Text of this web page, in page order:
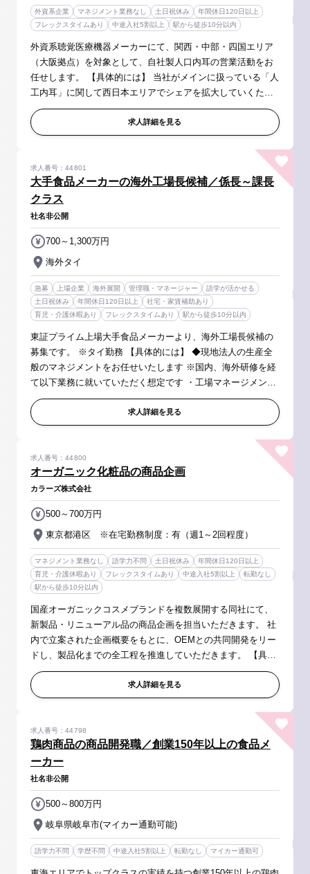
外資系企業 マネジメント業務なし 土日祝休み
年間休日120日以上
フレックスタイムあり
中途入社5割以上 駅から徒歩10分以内
外資系聴覚医療機器メーカーにて、関西・中部・四国エリア
（大阪拠点）を対象として、自社製人口内耳の営業活動をお
任せします。 【具体的には】 当社がメインに扱っている「人
工内耳」に関して西日本エリアでシェアを拡大していくため
に病院へ提案営業を行って頂きます。 ※一度導入できればそ
の後も長くお使い頂く...求人詳細を見る
大手食品メーカーの海外工場長候補／係長～課長
クラス
求人番号：44801
社名非公開
海外タイ
700～1,300万円
急募 上場企業 海外展開 管理職・マネージャー
語学が活かせる
土日祝休み
年間休日120日以上
社宅・家賃補助あり
育児・介護休暇あり
フレックスタイムあり 駅から徒歩10分以内
東証プライム上場大手食品メーカーより、海外工場長候補の
募集です。 ※タイ勤務 【具体的には】 ◆現地法人の生産全
般のマネジメントをお任せいたします ※国内、海外研修を経
て以下業務に就いていただく想定です ・工場マネージメント
業務全般 （労務管理、品質&コスト管理、安全衛生、環境
保全、SCM業務、現地...求人詳細を見る
オーガニック化粧品の商品企画
求人番号：44800
カラーズ株式会社
東京都港区 ※在宅勤務制度：有（週1～2回程度）
500～700万円
マネジメント業務なし 語学力不問 土日祝休み
年間休日120日以上
育児・介護休暇あり
フレックスタイムあり 中途入社5割以上
転勤なし
駅から徒歩10分以内
国産オーガニックコスメブランドを複数展開する同社にて、
新製品・リニューアル品の商品企画を担当いただきます。 社
内で立案された企画概要をもとに、OEMとの共同開発をリー
ドし、製品化までの全工程を推進していただきます。 【具体
的には】 ◆化粧品の商品企画・開発業務全般 ・企画立案、コ
ンセプト設計 ・...
求人詳細を見る
鶏肉商品の商品開発職／創業150年以上の食品メ
ーカー
求人番号：44798
社名非公開
岐阜県岐阜市(マイカー通勤可能)
500～800万円
語学力不問 学歴不問 中途入社5割以上 転勤なし マイカー通勤可